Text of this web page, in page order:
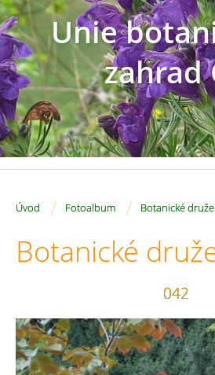
Unie
zahrad
Úvod / Fotoalbum / Botanické
Botanické
042